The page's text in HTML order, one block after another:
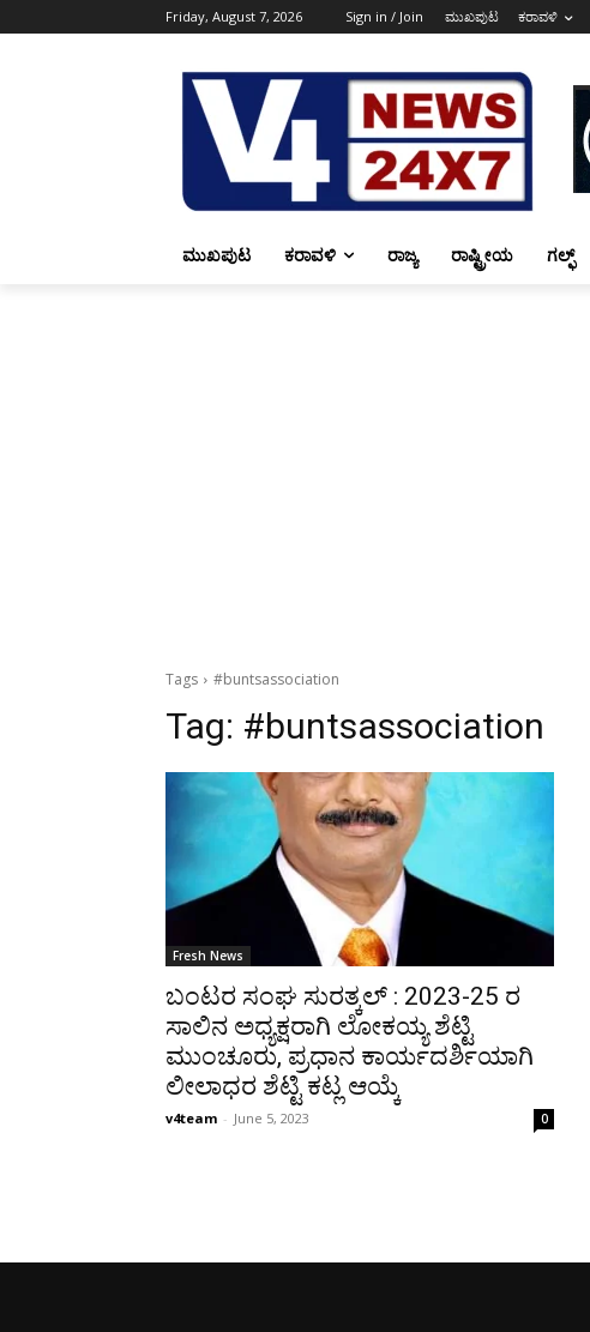
Friday, August 7, 2026 Sign in / Join ಮುಖಪುಟ ಕರಾವಳಿ
ಮುಖಪುಟ ಕರಾವಳಿ ರಾಜ್ಯ ರಾಷ್ಟ್ರೀಯ ಗಲ್ಫ್
Tags #buntsassociation
Tag: #buntsassociation
Fresh News
ಬಂಟರ ಸಂಘ ಸುರತ್ಕಲ್ : 2023-25 ರ
ಸಾಲಿನ ಅಧ್ಯಕ್ಷರಾಗಿ ಲೋಕಯ್ಯ ಶೆಟ್ಟಿ
ಮುಂಚೂರು, ಪ್ರಧಾನ ಕಾರ್ಯದರ್ಶಿಯಾಗಿ
ಲೀಲಾಧರ ಶೆಟ್ಟಿ ಕಟ್ಲ ಆಯ್ಕೆ
v4team - June 5, 2023 0